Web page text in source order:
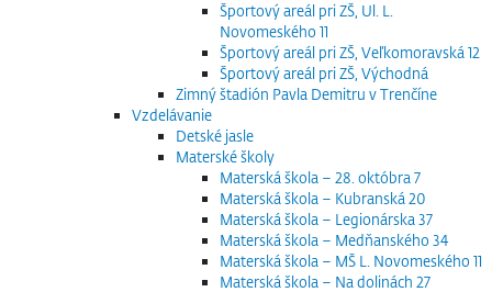
Športový areál pri ZŠ, Ul. L.
Novomeského 11
Športový areál pri ZŠ, Veľkomoravská 12
Športový areál pri ZŠ, Východná
Zimný štadión Pavla Demitru v Trenčíne
Vzdelávanie
Detské jasle
Materské školy
Materská škola – 28. októbra 7
Materská škola – Kubranská 20
Materská škola – Legionárska 37
Materská škola – Medňanského 34
Materská škola – MŠ L. Novomeského 11
Materská škola – Na dolinách 27